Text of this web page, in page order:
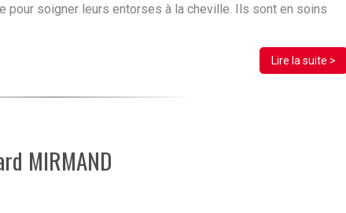
pour soigner leurs entorses à la cheville. Ils sont en soins
Lire la suite >
MIRMAND